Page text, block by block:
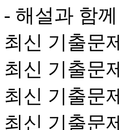
- 해설과 함
최신 기출문
최신 기출문
최신 기출문
최신 기출문